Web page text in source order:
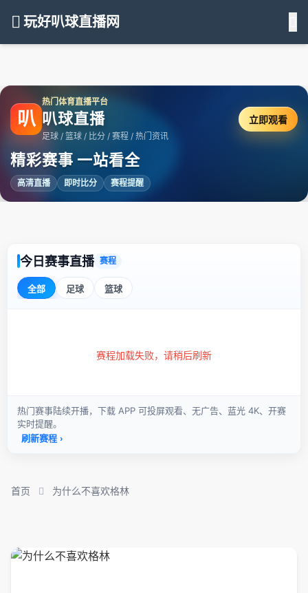
玩好叭球直播网
叭
热门体育直播平台
叭球直播
足球 / 篮球 / 比分 / 赛程 / 热门资讯
精彩赛事 一站看全
高清直播 即时比分 赛程提醒
立即观看
首页 为什么不喜欢格林